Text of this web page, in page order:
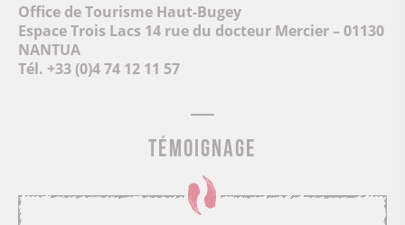
Office de Tourisme Haut-Bugey
Espace Trois Lacs 14 rue du docteur Mercier – 01130
NANTUA
Tél. +33 (0)4 74 12 11 57
Témoignage